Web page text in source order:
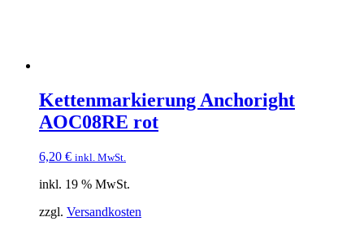
Kettenmarkierung Anchoright
AOC08RE rot
6,20 € inkl. MwSt.
inkl. 19 % MwSt.
zzgl. Versandkosten